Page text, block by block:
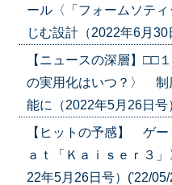
ール〈「フォームソテ
じむ設計（2022年6月
【ニュースの深層】□□
の実用化はいつ？〉 制
能に（2022年5月26日号
【ヒットの予感】 ゲー
ａｔ「Ｋａｉｓｅｒ３
22年5月26日号）('22/